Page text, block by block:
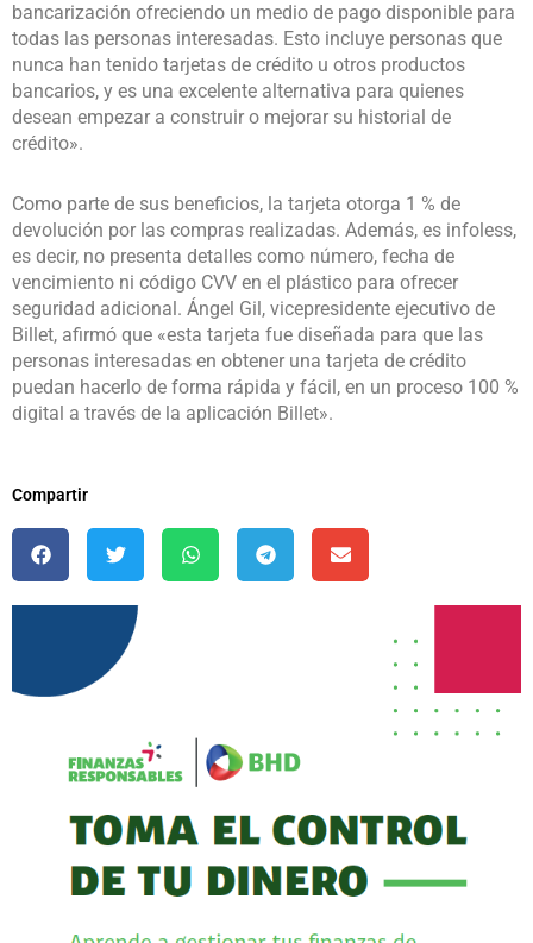
bancarización ofreciendo un medio de pago disponible para
todas las personas interesadas. Esto incluye personas que
nunca han tenido tarjetas de crédito u otros productos
bancarios, y es una excelente alternativa para quienes
desean empezar a construir o mejorar su historial de
crédito».
Como parte de sus beneficios, la tarjeta otorga 1 % de
devolución por las compras realizadas. Además, es infoless,
es decir, no presenta detalles como número, fecha de
vencimiento ni código CVV en el plástico para ofrecer
seguridad adicional. Ángel Gil, vicepresidente ejecutivo de
Billet, afirmó que «esta tarjeta fue diseñada para que las
personas interesadas en obtener una tarjeta de crédito
puedan hacerlo de forma rápida y fácil, en un proceso 100 %
digital a través de la aplicación Billet».
Compartir